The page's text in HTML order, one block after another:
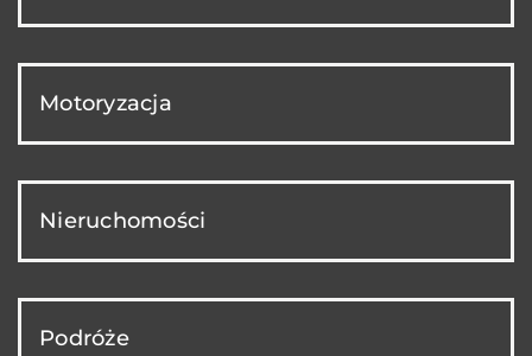
Motoryzacja
Nieruchomości
Podróże